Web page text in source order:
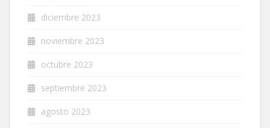
diciembre 2023
noviembre 2023
octubre 2023
septiembre 2023
agosto 2023